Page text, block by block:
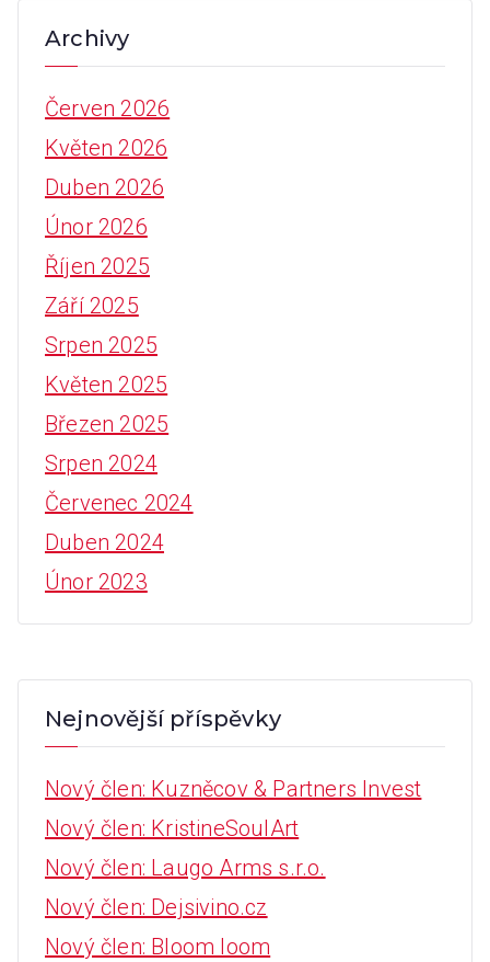
c
Archivy
Červen 2026
Květen 2026
Duben 2026
Únor 2026
Říjen 2025
Září 2025
Srpen 2025
Květen 2025
Březen 2025
Srpen 2024
Červenec 2024
Duben 2024
Únor 2023
Nejnovější příspěvky
Nový člen: Kuzněcov & Partners Invest
Nový člen: KristineSoulArt
Nový člen: Laugo Arms s.r.o.
Nový člen: Dejsivino.cz
Nový člen: Bloom loom